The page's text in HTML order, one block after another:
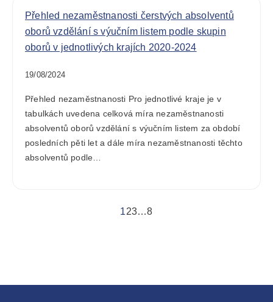
Přehled nezaměstnanosti čerstvých absolventů
oborů vzdělání s výučním listem podle skupin
oborů v jednotlivých krajích 2020-2024
19/08/2024
Přehled nezaměstnanosti Pro jednotlivé kraje je v
tabulkách uvedena celková míra nezaměstnanosti
absolventů oborů vzdělání s výučním listem za období
posledních pěti let a dále míra nezaměstnanosti těchto
absolventů podle…
123…8